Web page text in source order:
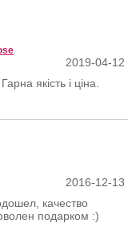
2019-04-12
якість і ціна.
2016-12-13
качество
подарком :)